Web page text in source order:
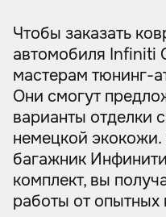
Чтобы заказать
автомобиля Infiniti
мастерам тюнинг-
Они смогут
варианты отделки
немецкой экокожи.
багажник
комплект, вы
работы от опытных